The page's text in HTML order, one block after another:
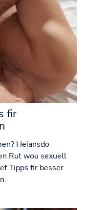
fir
Heiansdo
Rut wou sexuell
Tipps fir besser